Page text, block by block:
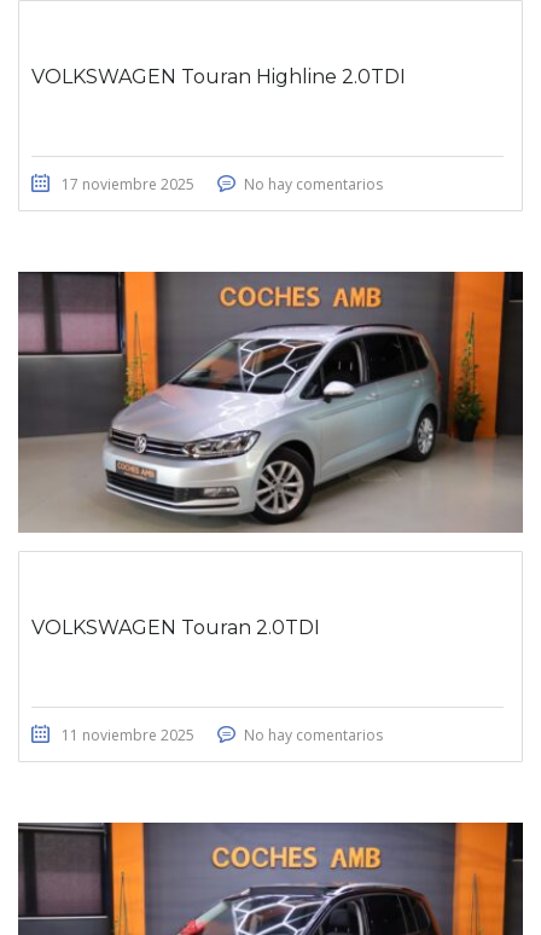
VOLKSWAGEN Touran Highline 2.0TDI
17 noviembre 2025 No hay comentarios
VOLKSWAGEN Touran 2.0TDI
11 noviembre 2025 No hay comentarios